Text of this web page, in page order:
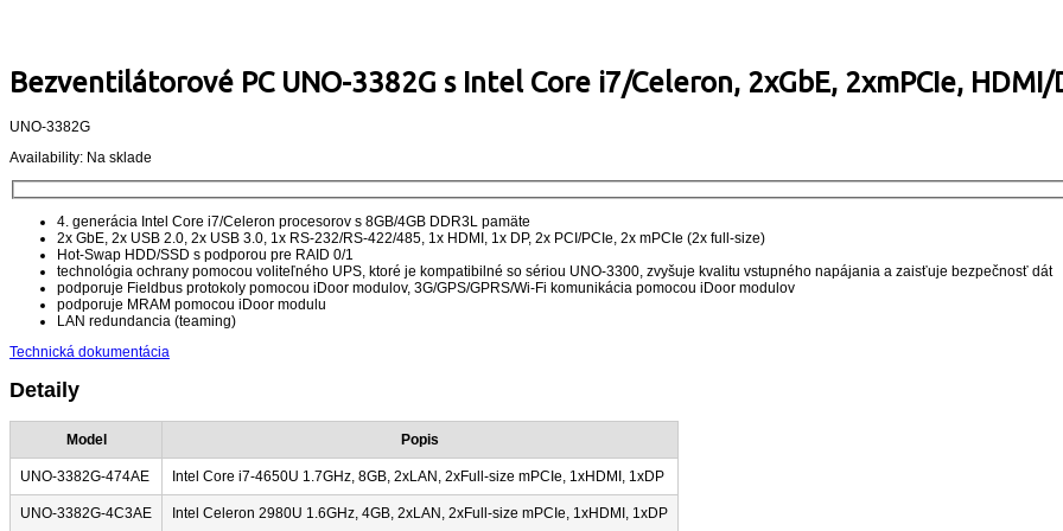
Bezventilátorové PC UNO-3382G s Intel Core i7/Celeron, 2xGbE, 2xmPCIe, HDMI/
UNO-3382G
Availability: Na sklade
4. generácia Intel Core i7/Celeron procesorov s 8GB/4GB DDR3L pamäte
2x GbE, 2x USB 2.0, 2x USB 3.0, 1x RS-232/RS-422/485, 1x HDMI, 1x DP, 2x PCI/PCIe, 2x mPCIe (2x full-size)
Hot-Swap HDD/SSD s podporou pre RAID 0/1
technológia ochrany pomocou voliteľného UPS, ktoré je kompatibilné so sériou UNO-3300, zvyšuje kvalitu vstupného napájania a zaisťuje bezpečnosť dát
podporuje Fieldbus protokoly pomocou iDoor modulov, 3G/GPS/GPRS/Wi-Fi komunikácia pomocou iDoor modulov
podporuje MRAM pomocou iDoor modulu
LAN redundancia (teaming)
Technická dokumentácia
Detaily
Model Popis
UNO-3382G-474AE Intel Core i7-4650U 1.7GHz, 8GB, 2xLAN, 2xFull-size mPCIe, 1xHDMI, 1xDP
UNO-3382G-4C3AE Intel Celeron 2980U 1.6GHz, 4GB, 2xLAN, 2xFull-size mPCIe, 1xHDMI, 1xDP